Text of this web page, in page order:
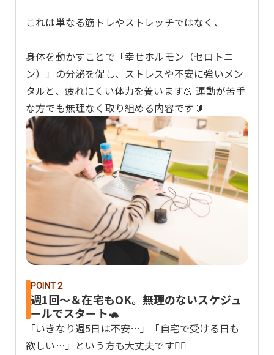
これは単なる筋トレやストレッチではなく、
身体を動かすことで「幸せホルモン（セロトニ
ン）」の分泌を促し、ストレスや不安に強いメン
タルと、疲れにくい体力を養います💪 運動が苦手
な方でも無理なく取り組める内容です🔰
POINT 2
週1回〜＆在宅もOK。無理のないスケジュ
ールでスタート🐢
「いきなり週5日は不安…」「自宅で受ける日も
欲しい…」という方も大丈夫です🙆‍♂️